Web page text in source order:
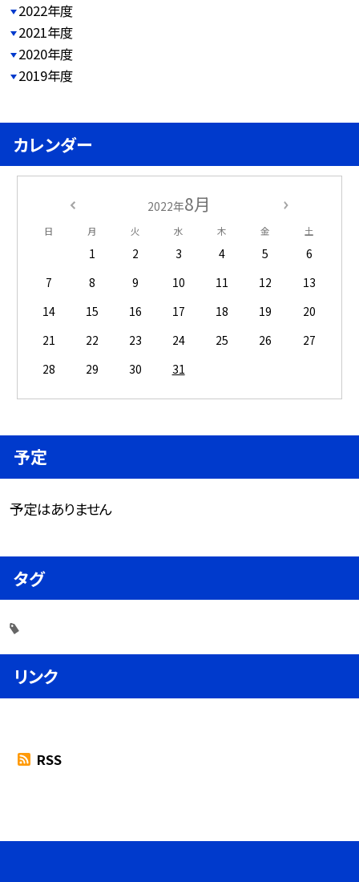
2022年度
2021年度
2020年度
2019年度
カレンダー
2022年8月
日 月 火 水 木 金 土
1 2 3 4 5
6
7
8 9 10 11 12
13
14
15 16 17 18 19
20
21
22 23 24 25 26
27
28
29 30 31
予定
予定はありません
タグ
リンク
RSS